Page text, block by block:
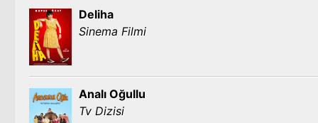
Deliha
Sinema Filmi
Analı Oğullu
Tv Dizisi